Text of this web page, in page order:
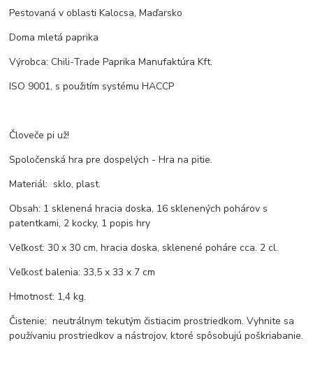
Pestovaná v oblasti Kalocsa, Maďarsko
Doma mletá paprika
Výrobca: Chili-Trade Paprika Manufaktúra Kft.
ISO 9001, s použitím systému HACCP
Človeče pi už!
Spoločenská hra pre dospelých - Hra na pitie.
Materiál: sklo, plast.
Obsah: 1 sklenená hracia doska, 16 sklenených pohárov s
patentkami, 2 kocky, 1 popis hry
Veľkosť: 30 x 30 cm, hracia doska, sklenené poháre cca. 2 cl.
Veľkosť balenia: 33,5 x 33 x 7 cm
Hmotnosť: 1,4 kg.
Čistenie: neutrálnym tekutým čistiacim prostriedkom. Vyhnite sa
používaniu prostriedkov a nástrojov, ktoré spôsobujú poškriabanie.